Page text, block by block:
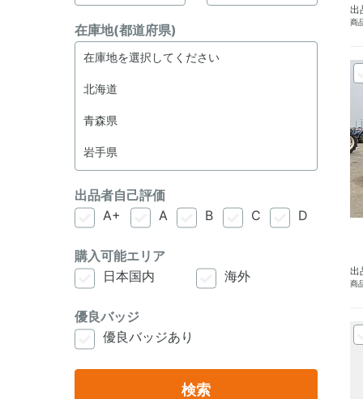
出
商
出
商
在庫地(都道府県)
出品者自己評価
A+
A B C D
購入可能エリア
日本国内
海外
優良バッジ
優良バッジあり
検索